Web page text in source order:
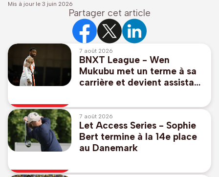
Mis à jour le 3 juin 2026
Partager cet article
7 août 2026
BNXT League - Wen
Mukubu met un terme à sa
carrière et devient assistant
Ostende
7 août 2026
Let Access Series - Sophie
Bert termine à la 14e place
au Danemark